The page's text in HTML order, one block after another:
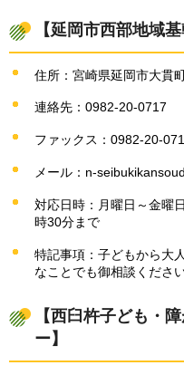
【延岡市西部地域
住所：宮崎県延岡市大貫
連絡先：0982-20-0717
ファックス：0982-20-
メール：n-
対応日時：月曜日～金曜
時30分まで
特記事項：子どもから大
なことでも御相談ください
【西臼杵子ども・
ー】